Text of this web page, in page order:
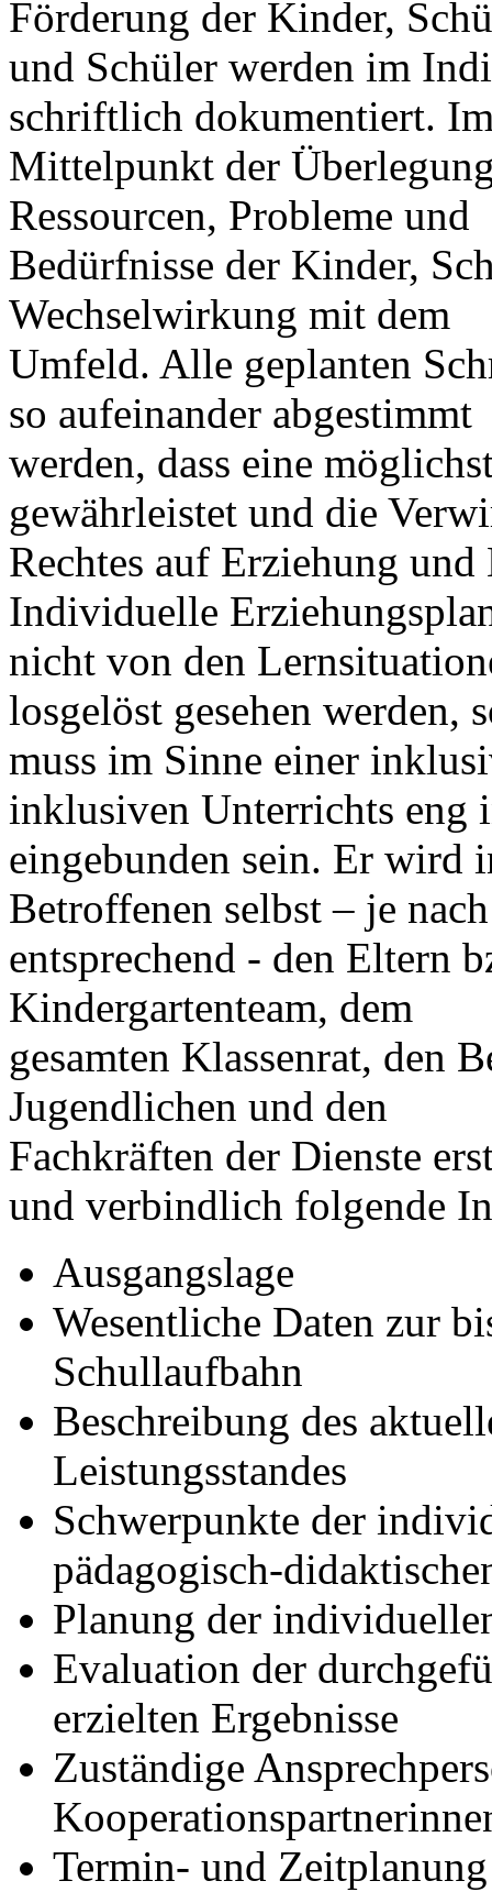
Förderung der Kinder,
und Schüler werden im
schriftlich dokumentiert.
Mittelpunkt der
Ressourcen, Probleme und
Bedürfnisse der Kinder,
Wechselwirkung mit dem
Umfeld. Alle geplanten
so aufeinander abgestimmt
werden, dass eine
gewährleistet und die
Rechtes auf Erziehung
Individuelle
nicht von den
losgelöst gesehen werden,
muss im Sinne einer
inklusiven Unterrichts eng
eingebunden sein. Er wird
Betroffenen selbst – je
entsprechend - den Eltern
Kindergartenteam, dem
gesamten Klassenrat, den
Jugendlichen und den
Fachkräften der Dienste
und verbindlich folgende
Ausgangslage
Wesentliche Daten zur
Schullaufbahn
Beschreibung des
Leistungsstandes
Schwerpunkte der
pädagogisch-
Planung der
Evaluation der
erzielten Ergebnisse
Zuständige
Termin- und Zeitplanung